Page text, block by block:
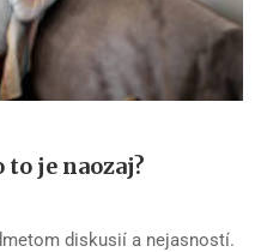
je naozaj?
diskusií a nejasností.